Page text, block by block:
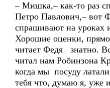
– Мишка,– как-то раз
Петро Павлович,– вот
спрашивают на уроках
Хорошие оценки,
читает Федя знатно.
читал нам Робинзона
когда мы посуду
тебя что, думаю я, уже